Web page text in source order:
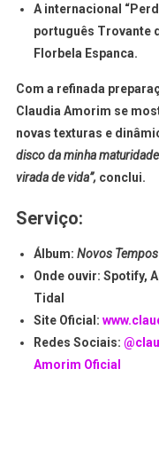
A internacional
português Trovante
Florbela Espanca.
Com a refinada
Claudia Amorim se
novas texturas e
disco da minha
virada de vida”, conclui.
Serviço:
Álbum: Novos Tempos
Onde ouvir: Spotify,
Tidal
Site Oficial:
Redes Sociais:
Amorim Oficial